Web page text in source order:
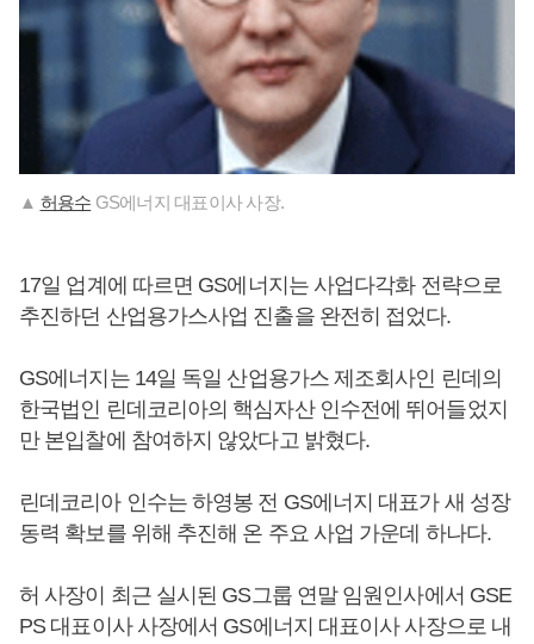
▲ 허용수 GS에너지 대표이사 사장.
17일 업계에 따르면 GS에너지는 사업다각화 전략으로
추진하던 산업용가스사업 진출을 완전히 접었다.
GS에너지는 14일 독일 산업용가스 제조회사인 린데의
한국법인 린데코리아의 핵심자산 인수전에 뛰어들었지
만 본입찰에 참여하지 않았다고 밝혔다.
린데코리아 인수는 하영봉 전 GS에너지 대표가 새 성장
동력 확보를 위해 추진해 온 주요 사업 가운데 하나다.
허 사장이 최근 실시된 GS그룹 연말 임원인사에서 GSE
PS 대표이사 사장에서 GS에너지 대표이사 사장으로 내